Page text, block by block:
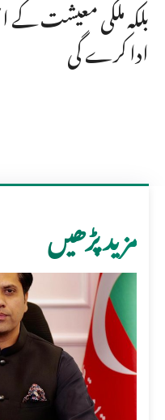
بلکہ ملکی معیشت کے
ادا کرے گی
مزید پڑھیں